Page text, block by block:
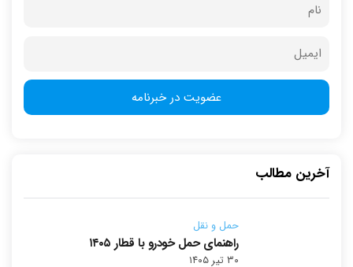
آخرین مطالب
حمل و نقل
راهنمای حمل خودرو با قطار ۱۴۰۵
۳۰ تیر ۱۴۰۵